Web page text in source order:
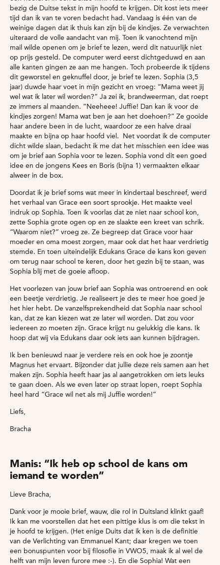
bezig de Duitse tekst in mijn hoofd te krijgen. Dit kost iets meer
tijd dan ik van te voren bedacht had. Vandaag is één van de
weinige dagen dat ik thuis kan zijn bij de kindjes. Ze verwachten
uiteraard de volle aandacht van mij. Toen ik vanochtend mijn
mail wilde openen om je brief te lezen, werd dit natuurlijk niet
op prijs gesteld. De computer werd eerst dichtgeduwd en aan
alle kanten gingen ze aan me hangen. Toch probeerde ik tijdens
dit geworstel en geknuffel door, je brief te lezen. Sophia (3,5
jaar) duwde haar voet in mijn gezicht en vroeg: “Mama weet jij
wel wat ik later wil worden?” Ja zei ik, brandweerman, dat roept
ze immers al maanden. “Neeheee! Juffie! Dan kan ik voor de
kindjes zorgen! Mama wat ben je aan het doehoen?” Ze gooide
haar andere been in de lucht, waardoor ze een halve draai
maakte en bijna op haar hoofd viel. Net voordat ik de computer
dicht wilde slaan, bedacht ik me dat het misschien een idee was
om je brief aan Sophia voor te lezen. Sophia vond dit een goed
idee en de jongens Kees en Boris (bijna 1) vermaakten elkaar
alweer in de box.
Doordat ik je brief soms wat meer in kindertaal beschreef, werd
het verhaal van Grace een soort sprookje. Het maakte veel
indruk op Sophia. Toen ik voorlas dat ze niet naar school kon,
zette Sophia grote ogen op en ze slaakte een kreet van schrik.
“Waarom niet?” vroeg ze. Ze begreep dat Grace voor haar
moeder en oma moest zorgen, maar ook dat het haar verdrietig
stemde. En toen uiteindelijk Edukans Grace de kans kon geven
om terug naar school te keren, door het gezin bij te staan, was
Sophia blij met de goeie afloop.
Het voorlezen van jouw brief aan Sophia was ontroerend en ook
een beetje verdrietig. Je realiseert je des te meer hoe goed je
het hier hebt. De vanzelfsprekendheid dat Sophia naar school
kan, dat ze kan kiezen wat ze later wil worden. Dat zou voor
iedereen zo moeten zijn. Grace krijgt nu gelukkig die kans. Ik
hoop dat wij via Edukans daar ook iets aan kunnen bijdragen.
Ik ben benieuwd naar je verdere reis en ook hoe je zoontje
Magnus het ervaart. Bijzonder dat jullie deze reis samen aan het
maken zijn. Sophia heeft haar jas al aangetrokken om iets leuks
te gaan doen. Als we even later op straat lopen, roept Sophia
heel hard “Grace wil net als mij Juffie worden!”
Liefs,
Bracha
Manis: “Ik heb op school de kans om
iemand te worden”
Lieve Bracha,
Dank voor je mooie brief, wauw, die rol in Duitsland klinkt gaaf!
Ik kan me voorstellen dat het een pittige klus is om die tekst in
je hoofd te krijgen. (Het enige Duits dat ik ken is de definitie
van de Verlichting van Emmanuel Kant; daar kregen we toen
een bonuspunten voor bij filosofie in VWO5, maak ik al wel de
helft van mijn leven furore mee :-). En die Sophia! Wat een